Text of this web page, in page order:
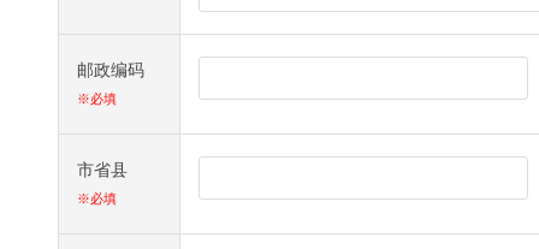
邮政编码
※必填
市省县
※必填